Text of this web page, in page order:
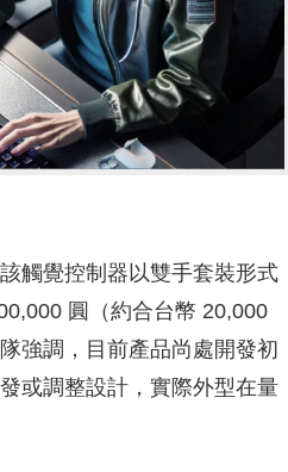
觸覺控制器以雙手套裝形式
圓（約合台幣 20,000
強調，目前產品尚處開發初
或調整設計，實際外型在量